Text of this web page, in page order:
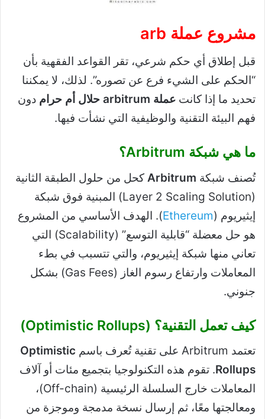
مشروع عملة arb
قبل إطلاق أي حكم شرعي، تقر القواعد الفقهية بأن
“الحكم على الشيء فرع عن تصوره”. لذلك، لا يمكننا
تحديد ما إذا كانت عملة arbitrum حلال أم حرام
دون
فهم البيئة التقنية والوظيفية التي نشأت فيها.
ما هي شبكة Arbitrum؟
تُصنف شبكة Arbitrum كحل من حلول الطبقة الثانية
(Layer 2 Scaling Solution) المبنية فوق شبكة
إيثيريوم (Ethereum). الهدف الأساسي من المشروع
هو حل معضلة “قابلية التوسع” (Scalability) التي
تعاني منها شبكة إيثيريوم، والتي تتسبب في بطء
المعاملات وارتفاع رسوم الغاز (Gas Fees) بشكل
جنوني.
كيف تعمل التقنية؟ (Optimistic Rollups)
تعتمد Arbitrum على تقنية تُعرف باسم
Optimistic
Rollups. تقوم هذه التكنولوجيا بتجميع مئات أو آلاف
المعاملات خارج السلسلة الرئيسية (Off-chain)،
ومعالجتها معًا، ثم إرسال نسخة مدمجة وموجزة من